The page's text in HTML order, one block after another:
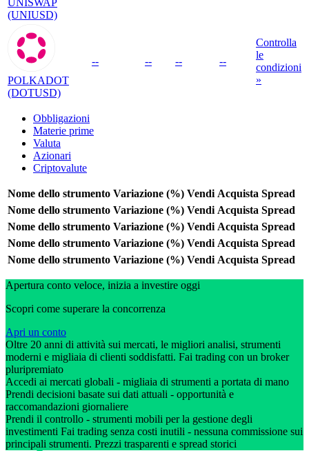
UNISWAP
(UNIUSD)
POLKADOT
(DOTUSD)
-- -- -- --
Controlla
le
condizioni
»
Obbligazioni
Materie prime
Valuta
Azionari
Criptovalute
Nome dello strumento Variazione (%) Vendi Acquista Spread
Nome dello strumento Variazione (%) Vendi Acquista Spread
Nome dello strumento Variazione (%) Vendi Acquista Spread
Nome dello strumento Variazione (%) Vendi Acquista Spread
Nome dello strumento Variazione (%) Vendi Acquista Spread
Apertura conto veloce, inizia a investire oggi
Scopri come superare la concorrenza
Apri un conto
Oltre 20 anni di attività sui mercati, le migliori analisi, strumenti
moderni e migliaia di clienti soddisfatti. Fai trading con un broker
pluripremiato
Accedi ai mercati globali - migliaia di strumenti a portata di mano
Prendi decisioni basate sui dati attuali - opportunità e
raccomandazioni giornaliere
Prendi il controllo - strumenti mobili per la gestione degli
investimenti Fai trading senza costi inutili - nessuna commissione sui
principali strumenti. Prezzi trasparenti e spread storici